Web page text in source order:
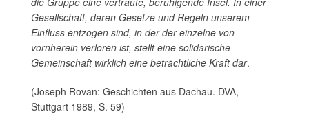
Gesellschaft, deren Gesetze und Regeln unserem
Einfluss entzogen sind, in der der einzelne von
vornherein verloren ist, stellt eine solidarische
Gemeinschaft wirklich eine beträchtliche Kraft dar.
(Joseph Rovan: Geschichten aus Dachau. DVA,
Stuttgart 1989, S. 59)